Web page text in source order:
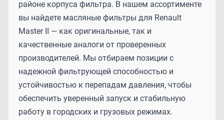
районе корпуса фильтра. В нашем ассортименте
вы найдете масляные фильтры для Renault
Master II — как оригинальные, так и
качественные аналоги от проверенных
производителей. Мы отбираем позиции с
надежной фильтрующей способностью и
устойчивостью к перепадам давления, чтобы
обеспечить уверенный запуск и стабильную
работу в городских и грузовых режимах.